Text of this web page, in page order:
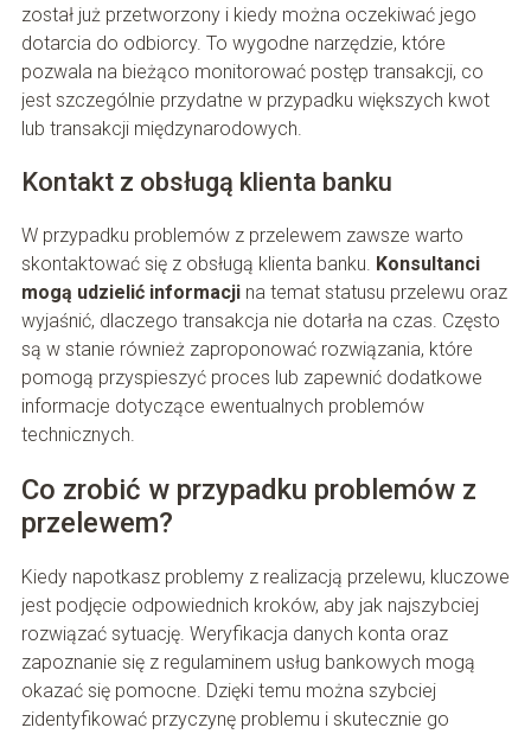
został już przetworzony i kiedy można oczekiwać jego
dotarcia do odbiorcy. To wygodne narzędzie, które
pozwala na bieżąco monitorować postęp transakcji, co
jest szczególnie przydatne w przypadku większych kwot
lub transakcji międzynarodowych.
Kontakt z obsługą klienta banku
W przypadku problemów z przelewem zawsze warto
skontaktować się z obsługą klienta banku. Konsultanci
mogą udzielić informacjina temat statusu przelewu oraz
wyjaśnić, dlaczego transakcja nie dotarła na czas. Często
są w stanie również zaproponować rozwiązania, które
pomogą przyspieszyć proces lub zapewnić dodatkowe
informacje dotyczące ewentualnych problemów
technicznych.
Co zrobić w przypadku problemów z
przelewem?
Kiedy napotkasz problemy z realizacją przelewu, kluczowe
jest podjęcie odpowiednich kroków, aby jak najszybciej
rozwiązać sytuację. Weryfikacja danych konta oraz
zapoznanie się z regulaminem usług bankowych mogą
okazać się pomocne. Dzięki temu można szybciej
zidentyfikować przyczynę problemu i skutecznie go